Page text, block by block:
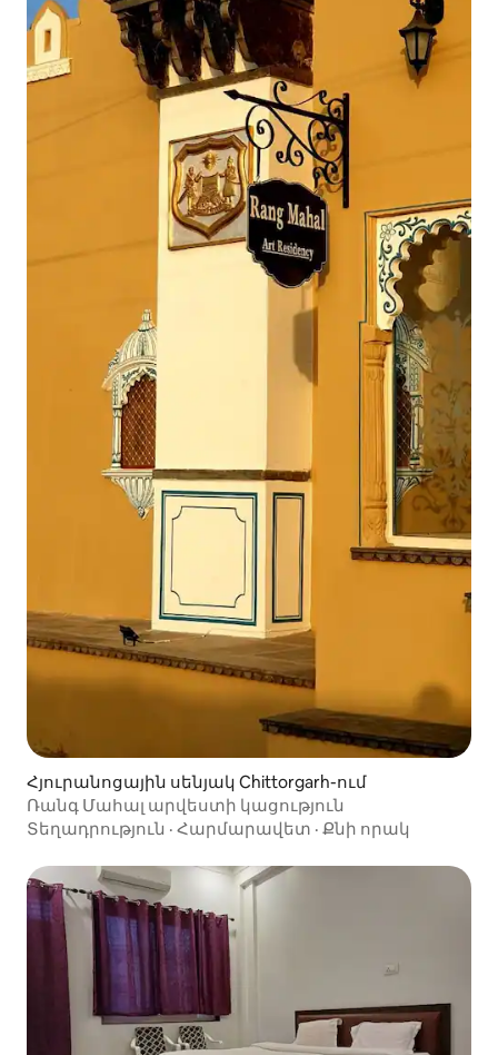
Հյուրանոցային սենյակ Chittorgarh-ում
Ռանգ Մահալ արվեստի կացություն
Տեղադրություն · Հարմարավետ · Քնի որակ